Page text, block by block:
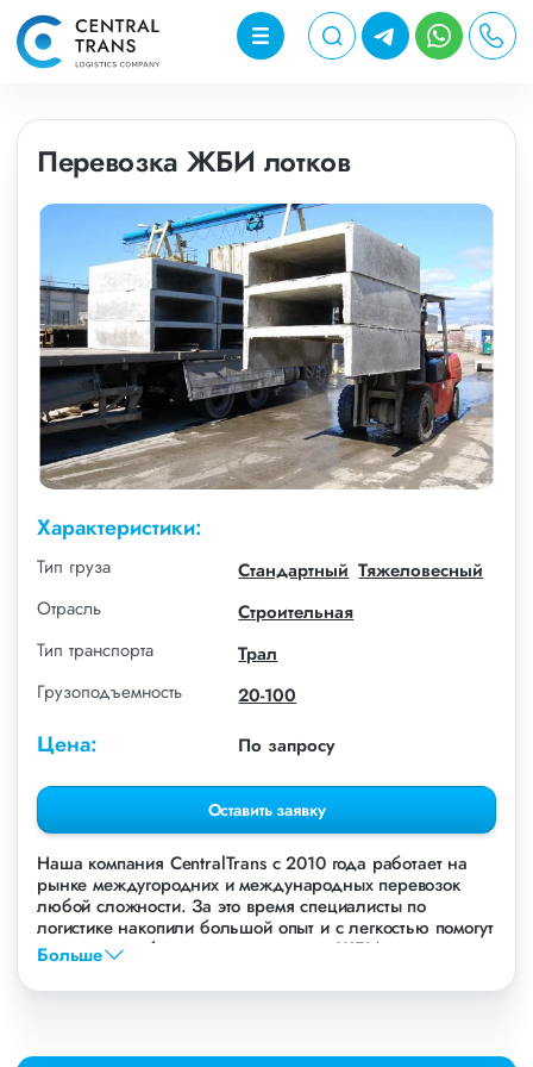
Перевозка ЖБИ лотков
Характеристики:
Тип груза Стандартный Тяжеловесный
Отрасль
Строительная
Тип транспорта
Трал
Грузоподъемность
20-100
Цена: По запросу
Оставить заявку
Наша компания СentralTrans с 2010 года работает на
рынке междугородних и международных перевозок
любой сложности. За это время специалисты по
логистике накопили большой опыт и с легкостью помогут
перевезти любые грузы, в том числе ЖБИ лотки.
Осуществляем грузоперевозки ЖБИ лотков в
таких крупных компаний, как: Газпром, ЛСР,
Больше